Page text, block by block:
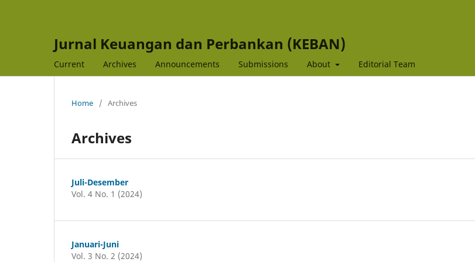
Jurnal Keuangan dan Perbankan (KEBAN)
Current Archives Announcements Submissions About Editorial Team
Home / Archives
Archives
Juli-Desember
Vol. 4 No. 1 (2024)
Januari-Juni
Vol. 3 No. 2 (2024)